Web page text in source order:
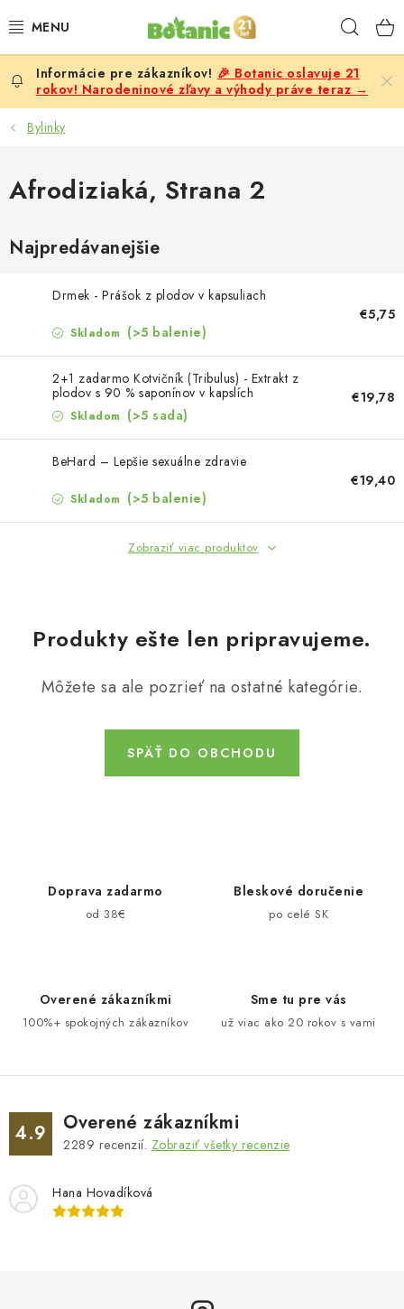
na
PREMIUM
DOPLNKY STRAVY
ŽENY
OSTATNÉ
DOVOLENKA
Recenzie
Vernostný program
🎉 Botanic oslavuje 21
rokov! Narodeninové zľavy a výhody práve teraz →
Bylinky
Afrodiziaká, Strana 2
Najpredávanejšie
Drmek - Prášok z plodov v kapsuliach
Skladom (>5 balenie)
€5,75
2+1 zadarmo Kotvičník (Tribulus) - Extrakt z
plodov s 90 % saponínov v kapslích
Skladom (>5 sada)
€19,78
BeHard – Lepšie sexuálne zdravie
Skladom (>5 balenie)
€19,40
Zobraziť viac produktov
Produkty ešte len pripravujeme.
Môžete sa ale pozrieť na ostatné kategórie.
SPÄŤ DO OBCHODU
Doprava zadarmo
od 38€
Bleskové doručenie
po celé SK
Overené zákazníkmi
100%+ spokojných zákazníkov
Sme tu pre vás
už viac ako 20 rokov s vami
4.9 Overené zákazníkmi
2289 recenzií. Zobraziť všetky recenzie
Hana Hovadíková